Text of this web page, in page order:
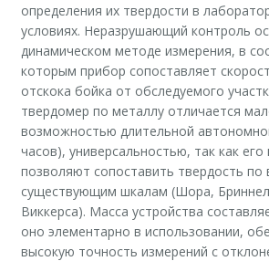
определения их твердости в
условиях. Неразрушающий контроль
динамическом методе измерения, в
которым прибор сопоставляет
отскока бойка от обследуемого
твердомер по металлу отличается
возможностью длительной
часов), универсальностью, так как его
позволяют сопоставить твердость по
существующим шкалам (Шора,
Виккерса). Масса устройства
оно элементарно в использовании,
высокую точность измерений с